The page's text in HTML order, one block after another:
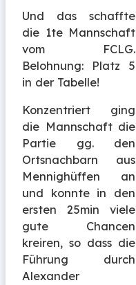
Und das schaffte
die 1te Mannschaft
vom FCLG.
Belohnung: Platz 5
in der Tabelle!
Konzentriert ging
die Mannschaft die
Partie gg. den
Ortsnachbarn aus
Mennighüffen an
und konnte in den
ersten 25min viele
gute Chancen
kreiren, so dass die
Führung durch
Alexander